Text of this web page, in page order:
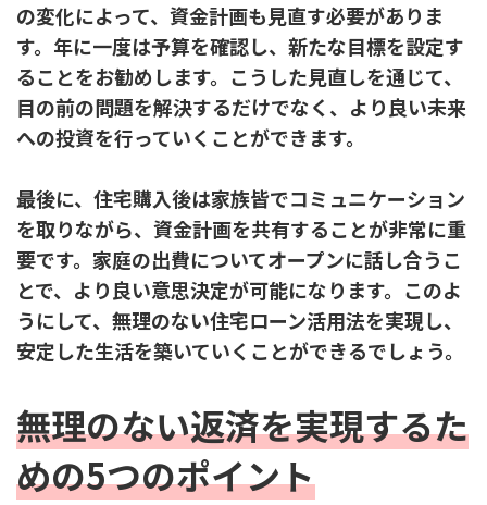
の変化によって、資金計画も見直す必要がありま
す。年に一度は予算を確認し、新たな目標を設定す
ることをお勧めします。こうした見直しを通じて、
目の前の問題を解決するだけでなく、より良い未来
への投資を行っていくことができます。
最後に、住宅購入後は家族皆でコミュニケーション
を取りながら、資金計画を共有することが非常に重
要です。家庭の出費についてオープンに話し合うこ
とで、より良い意思決定が可能になります。このよ
うにして、無理のない住宅ローン活用法を実現し、
安定した生活を築いていくことができるでしょう。
無理のない返済を実現するた
めの5つのポイント